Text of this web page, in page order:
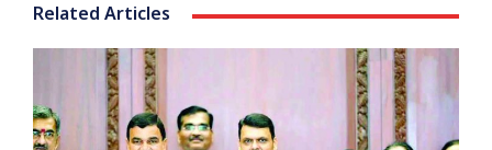
Related Articles